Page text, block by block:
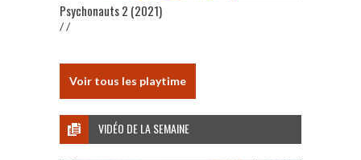
Psychonauts 2 (2021)
/ /
Voir tous les playtime
VIDÉO DE LA SEMAINE